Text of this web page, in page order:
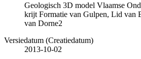
Geologisch 3D model Vlaamse
krijt Formatie van Gulpen, Lid van
van Dorne2
Versiedatum (Creatiedatum)
2013-10-02